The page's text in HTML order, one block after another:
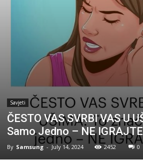
Savjeti
ČESTO VAS SVRBI VAS U
Samo Jedno – NE
By Samsung - July 14, 2024 2452 0